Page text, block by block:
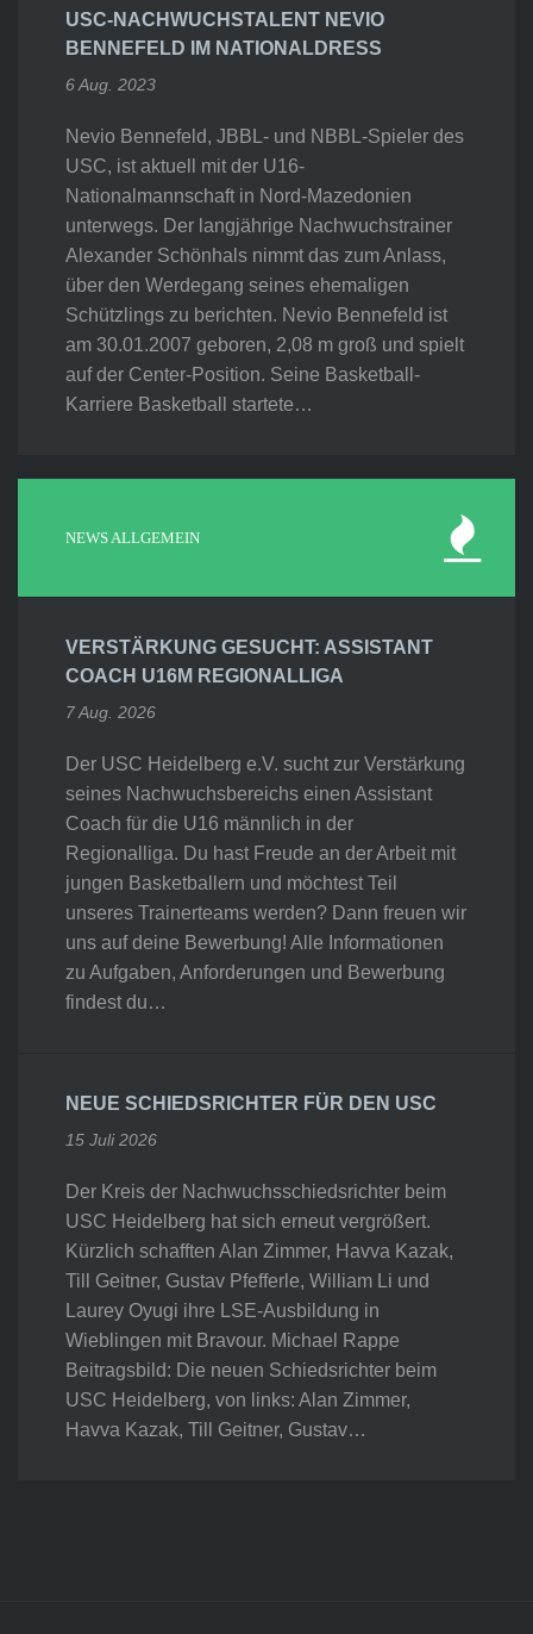
USC-NACHWUCHSTALENT NEVIO
BENNEFELD IM NATIONALDRESS
6 Aug. 2023
Nevio Bennefeld, JBBL- und NBBL-Spieler des
USC, ist aktuell mit der U16-
Nationalmannschaft in Nord-Mazedonien
unterwegs. Der langjährige Nachwuchstrainer
Alexander Schönhals nimmt das zum Anlass,
über den Werdegang seines ehemaligen
Schützlings zu berichten. Nevio Bennefeld ist
am 30.01.2007 geboren, 2,08 m groß und spielt
auf der Center-Position. Seine Basketball-
Karriere Basketball startete…
NEWS ALLGEMEIN
VERSTÄRKUNG GESUCHT: ASSISTANT
COACH U16M REGIONALLIGA
7 Aug. 2026
Der USC Heidelberg e.V. sucht zur Verstärkung
seines Nachwuchsbereichs einen Assistant
Coach für die U16 männlich in der
Regionalliga. Du hast Freude an der Arbeit mit
jungen Basketballern und möchtest Teil
unseres Trainerteams werden? Dann freuen wir
uns auf deine Bewerbung! Alle Informationen
zu Aufgaben, Anforderungen und Bewerbung
findest du…
NEUE SCHIEDSRICHTER FÜR DEN USC
15 Juli 2026
Der Kreis der Nachwuchsschiedsrichter beim
USC Heidelberg hat sich erneut vergrößert.
Kürzlich schafften Alan Zimmer, Havva Kazak,
Till Geitner, Gustav Pfefferle, William Li und
Laurey Oyugi ihre LSE-Ausbildung in
Wieblingen mit Bravour. Michael Rappe
Beitragsbild: Die neuen Schiedsrichter beim
USC Heidelberg, von links: Alan Zimmer,
Havva Kazak, Till Geitner, Gustav…